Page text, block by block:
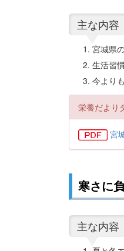
主な内容
宮城県
生活習
今より
栄養だよ
宮
寒さに
主な内容